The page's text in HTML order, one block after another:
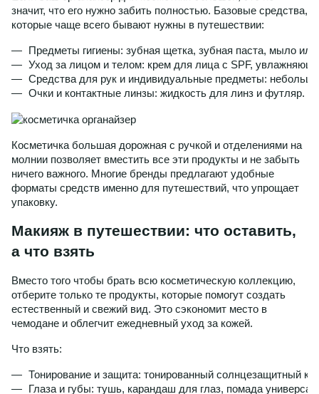
значит, что его нужно забить полностью. Базовые средства,
которые чаще всего бывают нужны в путешествии:
Предметы гигиены: зубная щетка, зубная паста, мыло
Уход за лицом и телом: крем для лица с SPF,
Средства для рук и индивидуальные предметы:
Очки и контактные линзы: жидкость для линз и футляр.
Косметичка большая дорожная с ручкой и отделениями на
молнии позволяет вместить все эти продукты и не забыть
ничего важного. Многие бренды предлагают удобные
форматы средств именно для путешествий, что упрощает
упаковку.
Макияж в путешествии: что оставить,
а что взять
Вместо того чтобы брать всю косметическую коллекцию,
отберите только те продукты, которые помогут создать
естественный и свежий вид. Это сэкономит место в
чемодане и облегчит ежедневный уход за кожей.
Что взять:
Тонирование и защита: тонированный солнцезащитный
Глаза и губы: тушь, карандаш для глаз, помада